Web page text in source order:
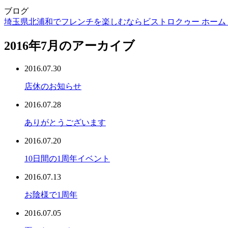
ブログ
埼玉県北浦和でフレンチを楽しむならビストロクゥー ホーム
2016年7月のアーカイブ
2016.07.30
店休のお知らせ
2016.07.28
ありがとうございます
2016.07.20
10日間の1周年イベント
2016.07.13
お陰様で1周年
2016.07.05